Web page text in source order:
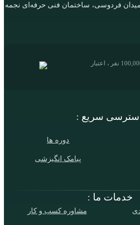
فردوسی، ساختمان فنی حرفه‌ای نجمه
سریع :
دوره ها
پیامک انگیزشی
اعتماد و همراهی بیش از 100,000 نفر ، اعتبار
خدمات ما :
مشاوره کسب و کار